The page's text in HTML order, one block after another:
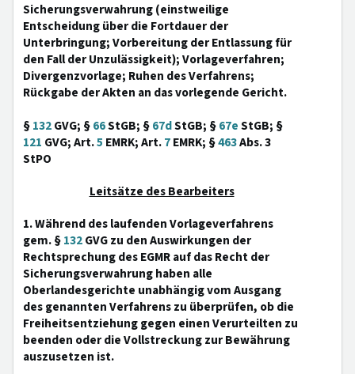
Sicherungsverwahrung (einstweilige
Entscheidung über die Fortdauer der
Unterbringung; Vorbereitung der Entlassung für
den Fall der Unzulässigkeit); Vorlageverfahren;
Divergenzvorlage; Ruhen des Verfahrens;
Rückgabe der Akten an das vorlegende Gericht.
§132GVG; §66StGB; §67dStGB; §67eStGB; §
121 GVG; Art.5 EMRK; Art.7EMRK; §463Abs. 3
StPO
Leitsätze des Bearbeiters
1. Während des laufenden Vorlageverfahrens
gem. §132GVG zu den Auswirkungen der
Rechtsprechung des EGMR auf das Recht der
Sicherungsverwahrung haben alle
Oberlandesgerichte unabhängig vom Ausgang
des genannten Verfahrens zu überprüfen, ob die
Freiheitsentziehung gegen einen Verurteilten zu
beenden oder die Vollstreckung zur Bewährung
auszusetzen ist.